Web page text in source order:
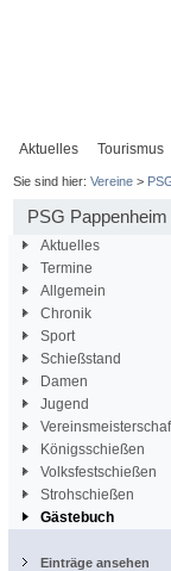
Aktuelles Tourismus
Sie sind hier: Vereine>
PSG Pappenheim
Aktuelles
Termine
Allgemein
Chronik
Sport
Schießstand
Damen
Jugend
Königsschießen
Volksfestschießen
Strohschießen
Gästebuch
Einträge ansehen